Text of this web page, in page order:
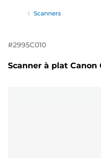
Scanners
#2995C010
Scanner à plat Canon